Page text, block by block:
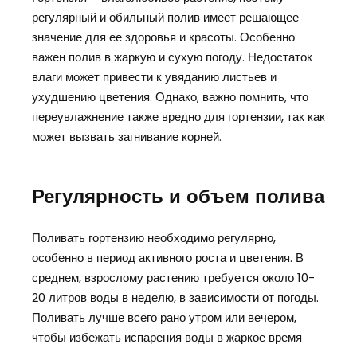
регулярный и обильный полив имеет решающее
значение для ее здоровья и красоты. Особенно
важен полив в жаркую и сухую погоду. Недостаток
влаги может привести к увяданию листьев и
ухудшению цветения. Однако, важно помнить, что
переувлажнение также вредно для гортензии, так как
может вызвать загнивание корней.
Регулярность и объем полива
Поливать гортензию необходимо регулярно,
особенно в период активного роста и цветения. В
среднем, взрослому растению требуется около 10-
20 литров воды в неделю, в зависимости от погоды.
Поливать лучше всего рано утром или вечером,
чтобы избежать испарения воды в жаркое время